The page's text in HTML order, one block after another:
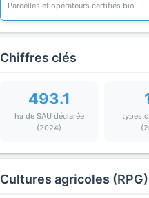
Parcelles et opérateurs certifiés bio
Chiffres clés
493.1
ha de SAU déclarée
(2024)
types
Cultures agricoles (RPG)